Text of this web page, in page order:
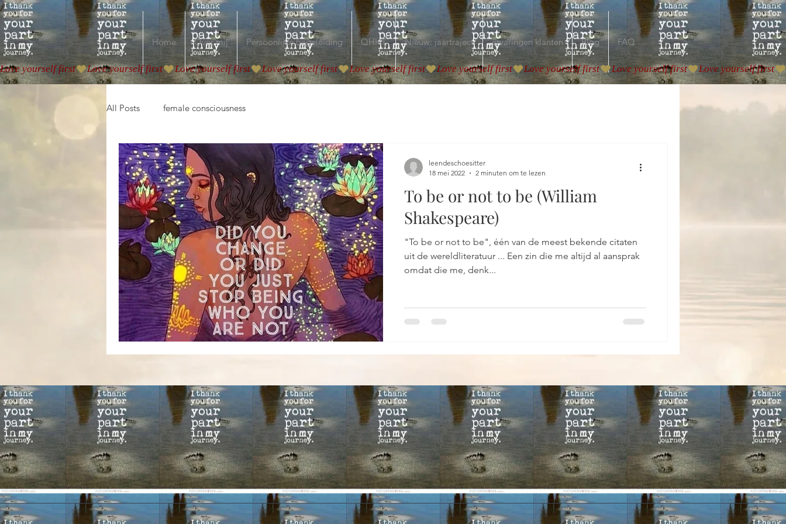
Home Over mij Persoonlijke begeleiding QHHT Nieuw: jaartraject ervaringen klanten Blog FAQ
Love yourself first
All Posts female consciousness
To be or not to be (William
Shakespeare)
"To be or not to be", één van de meest bekende citaten
uit de wereldliteratuur ... Een zin die me altijd al aansprak
omdat die me, denk...
leendeschoesitter
18 mei 2022
2 minuten om te lezen